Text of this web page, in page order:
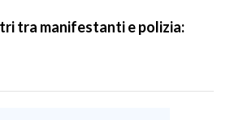
tra manifestanti e polizia: